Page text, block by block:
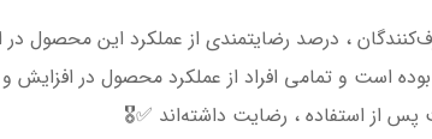
، درصد رضایتمندی از عملکرد این محصول
میزان جذب آن توسط پوست از ۹۷ تا ۱۰۰ بوده است و تمامی افراد از
از استفاده ، رضایت داشته‌اند ✅🎖